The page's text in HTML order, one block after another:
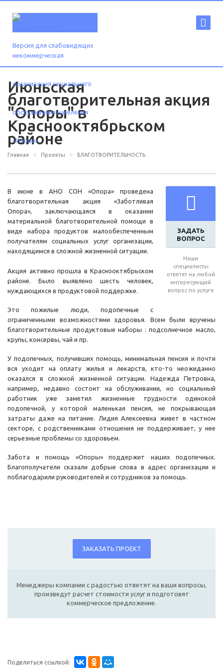
Версия для слабовидящих
Июньская
благотворительная акция
"Опоры" в
Краснооктябрьском
районе
Главная Проекты БЛАГОТВОРИТЕЛЬНОСТЬ
ЗАДАТЬ
ВОПРОС
Наши
специалисты
ответят на любой
интересующий
вопрос по услуге
В июне в АНО СОН «Опора» проведена
благотворительная акция «Заботливая
Опора», заключающаяся в оказании
материальной благотворительной помощи в
виде набора продуктов малообеспеченным
получателям социальных услуг организации,
находящимся в сложной жизненной ситуации.
Акция активно прошла в Краснооктябрьском
районе. Было выявлено шесть человек,
нуждающихся в продуктовой поддержке.
Это пожилые люди, подопечные с
ограниченными возможностями здоровья. Всем были вручены
благотворительные продуктовые наборы : подсолнечное масло,
крупы, консервы, чай и пр.
У подопечных, получивших помощь, минимальная пенсия и почти
вся уходит на оплату жилья и лекарств, кто-то неожиданно
оказался в сложной жизненной ситуации. Надежда Петровна,
например, недавно состоит на обслуживании, но социальный
работник уже заметил жизненные трудности одинокой
подопечной, у которой маленькая пенсия, не покрывающая
затраты даже на питание. Лидия Алексеевна живет в частном
секторе, с родственниками отношения не поддерживает, у нее
серьезные проблемы со здоровьем.
Забота и помощь «Опоры» поддержит наших подопечных.
Благополучатели сказали добрые слова в адрес организации и
поблагодарили руководителей и сотрудников за помощь.
ЗАКАЗАТЬ ПРОЕКТ
Менеджеры компании с радостью ответят на ваши вопросы,
произведут расчет стоимости услуг и подготовят
коммерческое предложение.
Поделиться ссылкой: